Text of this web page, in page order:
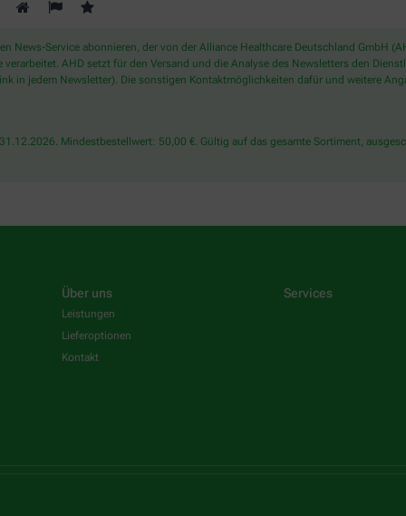
News-Service abonnieren, der von der Alliance Healthcare Deutschland GmbH
verarbeitet. AHD setzt für den Versand und die Analyse des Newsletters den
in jedem Newsletter). Die sonstigen Kontaktmöglichkeiten dafür und weitere
Mindestbestellwert: 50,00 €. Gültig auf das gesamte Sortiment,
Über uns
Leistungen
Lieferoptionen
Kontakt
Services